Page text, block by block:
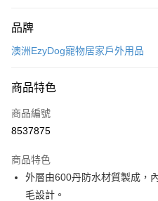
信用卡一次付款
LINE Pay
Apple Pay
悠遊付
ATM付款
品牌
澳洲EzyDog寵物居家戶外用品
商品特色
商品編號
8537875
商品特色
外層由600丹防水材質製成，
毛設計。